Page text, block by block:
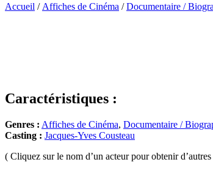
Accueil / Affiches de Cinéma /Documentaire /
Caractéristiques :
Genres : Affiches de Cinéma, Documentaire /
Casting : Jacques-Yves Cousteau
( Cliquez sur le nom d’un acteur pour obtenir